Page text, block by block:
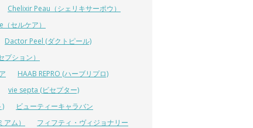
Chelixir Peau（シェリキサーポウ）
セルケア）
Dactor Peel (ダクトピール)
ション）
HAAB REPRO (ハーブリプロ)
vie septa (ビセプター)
)
ビューティーキャラバン
ム）
フィフティ・ヴィジョナリー